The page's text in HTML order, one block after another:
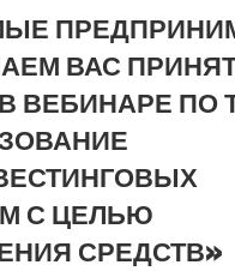
ВАС
ВЕБИНАРЕ ПО
С ЦЕЛЬЮ
СРЕДСТВ»